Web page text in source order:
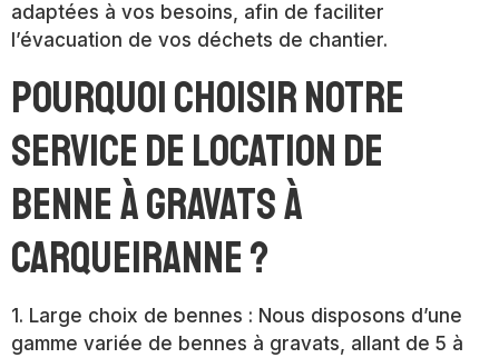
adaptées à vos besoins, afin de faciliter
l’évacuation de vos déchets de chantier.
Pourquoi choisir notre
service de location de
benne à gravats à
Carqueiranne ?
1. Large choix de bennes : Nous disposons d’une
gamme variée de bennes à gravats, allant de 5 à